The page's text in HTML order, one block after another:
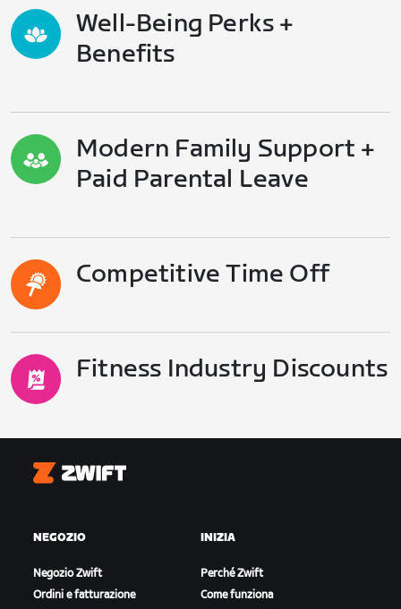
Well-Being Perks +
Benefits
Modern Family Support +
Paid Parental Leave
Competitive Time Off
Fitness Industry Discounts
Zwift
NEGOZIO
Negozio Zwift
Ordini e fatturazione
INIZIA
Perché Zwift
Come funziona